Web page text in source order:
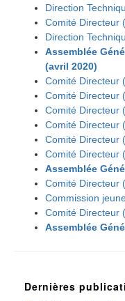
Direction
Comité Directeur
Direction
Assemblée
(avril 2020)
Comité Directeur
Comité Directeur
Comité Directeur
Comité Directeur
Comité Directeur
Comité Directeur
Assemblée
Comité Directeur
Commission
Comité Directeur
Assemblée
Dernières